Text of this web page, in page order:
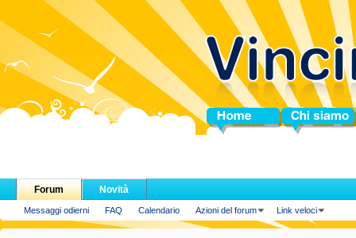
Home Chi siamo
Forum
Messaggi odierni FAQ Calendario Azioni del forum Link veloci
Novità